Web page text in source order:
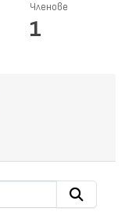
Членове
1